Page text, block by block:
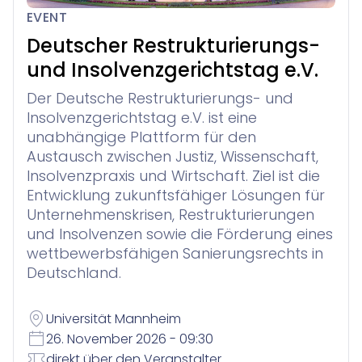
New Matter Intake
Wissensmanagement
Contract Lifecycle Management
Interessenkonfliktprüfung
Forderungsanmeldung für Gläubiger
Zeiterfassung und Abrechnung
Digitale Insolvenzverwaltung & Kommunikation
Winjur
Insolvenzverwaltung
Winsolvenz
für Insolvenzkanzleien
InsO-Up
vereinfachte Verwaltung von
GIS
Ihr digitales Gläubigerinformations­system
Rechtsabteilungen & Unternehmen
Entdecken
Veranstaltungen
Webinare
Downloads
Referenzen
Presse
Blog
Akademie
Jetzt Kontaktieren
Sie finden nicht, was Sie gerade brauchen?
Über Uns
Unternehmen
Karriere
Kontakt
Support
Lexolution
Winsolvenz
Winjur
Winmacs
EVENT
Deutscher Restrukturierungs-
und Insolvenzgerichtstag e.V.
Der Deutsche Restrukturierungs- und
Insolvenzgerichtstag e.V. ist eine
unabhängige Plattform für den
Austausch zwischen Justiz, Wissenschaft,
Insolvenzpraxis und Wirtschaft. Ziel ist die
Entwicklung zukunftsfähiger Lösungen für
Unternehmenskrisen, Restrukturierungen
und Insolvenzen sowie die Förderung eines
wettbewerbsfähigen Sanierungsrechts in
Deutschland.
Universität Mannheim
26. November 2026 - 09:30